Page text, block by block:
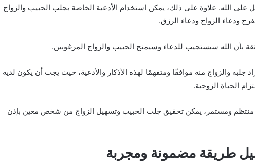
على الله. علاوة على ذلك، يمكن استخدام الأدعية الخاصة بجلب الحبيب والزواج
ودعاء الزواج ودعاء الرزق.
بأن الله سيستجيب للدعاء وسيمنح الحبيب والزواج المرغوبين.
والزواج منه موافقًا ومتفهمًا لهذه الأذكار والأدعية، حيث يجب أن يكون لديه
الحياة الزوجية.
منتظم ومستمر، يمكن تحقيق جلب الحبيب وتسهيل الزواج من شخص معين بإذن
طريقة مضمونة ومجربة